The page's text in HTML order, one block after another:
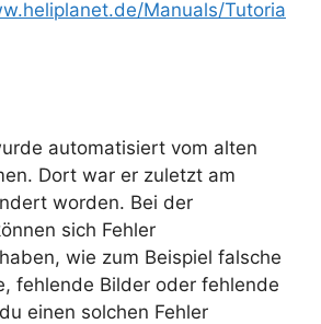
Manuals/Tutoria
automatisiert vom alten
Dort war er zuletzt am
worden. Bei der
sich Fehler
wie zum Beispiel falsche
fehlende Bilder oder fehlende
einen solchen Fehler